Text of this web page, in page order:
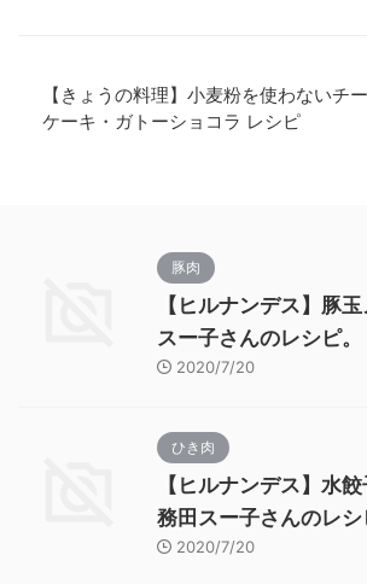
【きょうの料理】小麦粉を使わないチ
ケーキ・ガトーショコラ レシピ
豚肉
【ヒルナンデス】豚
スー子さんのレシピ。
2020/7/20
ひき肉
【ヒルナンデス】水
務田スー子さんのレシ
2020/7/20